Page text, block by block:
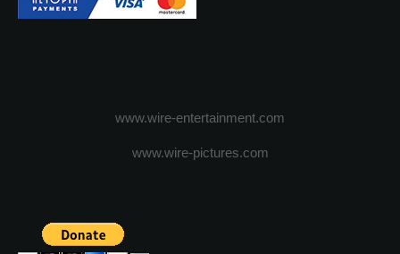
www.wire-entertainment.com
www.wire-pictures.com